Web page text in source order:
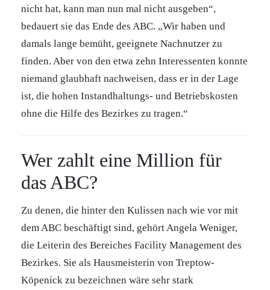
nicht hat, kann man nun mal nicht ausgeben“,
bedauert sie das Ende des ABC. „Wir haben und
damals lange bemüht, geeignete Nachnutzer zu
finden. Aber von den etwa zehn Interessenten konnte
niemand glaubhaft nachweisen, dass er in der Lage
ist, die hohen Instandhaltungs- und Betriebskosten
ohne die Hilfe des Bezirkes zu tragen.“
Wer zahlt eine Million für
das ABC?
Zu denen, die hinter den Kulissen nach wie vor mit
dem ABC beschäftigt sind, gehört Angela Weniger,
die Leiterin des Bereiches Facility Management des
Bezirkes. Sie als Hausmeisterin von Treptow-
Köpenick zu bezeichnen wäre sehr stark